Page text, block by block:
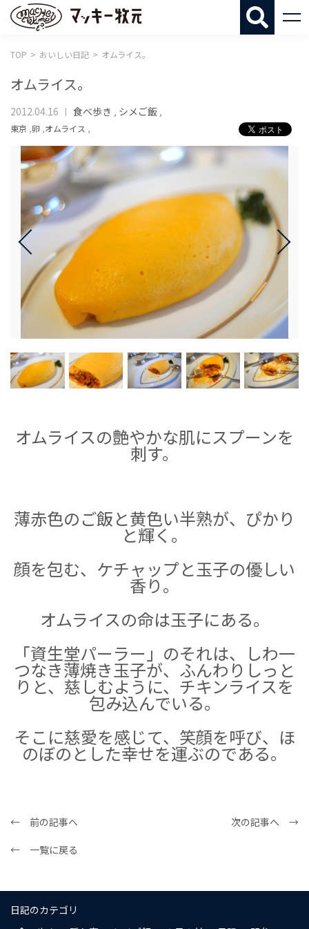
TOP おいしい日記 オムライス。
オムライス。
2012.04.16 食べ歩き , シメご飯 ,
東京 ,卵 ,オムライス ,
オムライスの艶やかな肌にスプーンを
刺す。
薄赤色のご飯と黄色い半熟が、ぴかり
と輝く。
顔を包む、ケチャップと玉子の優しい
香り。
オムライスの命は玉子にある。
「資生堂パーラー」のそれは、しわ一
つなき薄焼き玉子が、ふんわりしっと
りと、慈しむように、チキンライスを
包み込んでいる。
そこに慈愛を感じて、笑顔を呼び、ほ
のぼのとした幸せを運ぶのである。
← 前の記事へ
次の記事へ →
← 一覧に戻る
日記のカテゴリ